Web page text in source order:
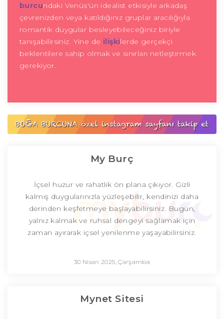
burcundaki Venüs'ün idealist etkisiyle arkadaş
çevrenizden veya katıldığınız gruplar aracılığıyla
romantik duygular besleyebileceğiniz biriyle
tanışabilirsiniz. Yine de ilişkilerde gerçekçi
beklentilere sahip olmak ve sınırları netleştirmek
gerekiyor.
My Burç
İçsel huzur ve rahatlık ön plana çıkıyor. Gizli
kalmış duygularınızla yüzleşebilir, kendinizi daha
derinden keşfetmeye başlayabilirsiniz. Bugün,
yalnız kalmak ve ruhsal dengeyi sağlamak için
zaman ayırarak içsel yenilenme yaşayabilirsiniz.
30 Nisan 2025, Çarşamba
Mynet Sitesi